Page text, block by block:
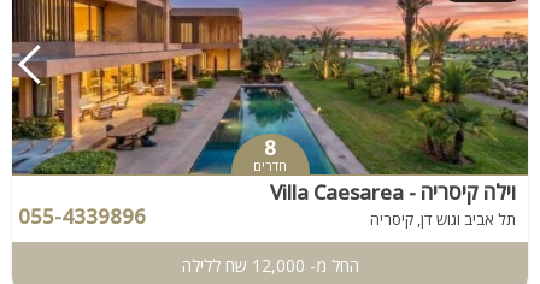
8
חדרים
וילה קיסריה - Villa Caesarea
תל אביב וגוש דן, קיסריה 055-4339896
החל מ- 12,000 שח ללילה